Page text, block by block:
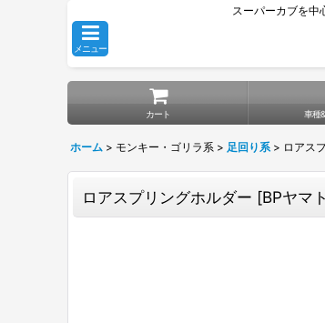
スーパーカブを中
メニュー
カート 車種
ホーム > モンキー・ゴリラ系 > 足回り系 > ロアス
ロアスプリングホルダー [BPヤマ